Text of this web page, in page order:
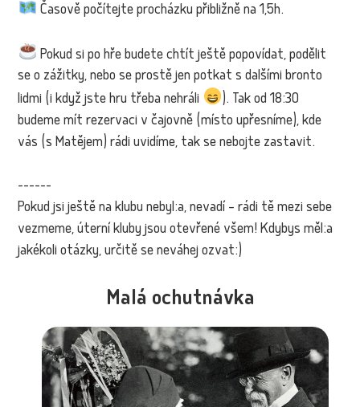
Časově počítejte procházku přibližně na 1,5h.
Pokud si po hře budete chtít ještě popovídat, podělit
se o zážitky, nebo se prostě jen potkat s dalšími bronto
lidmi (i když jste hru třeba nehráli
). Tak od 18:30
budeme mít rezervaci v čajovně (místo upřesníme), kde
vás (s Matějem) rádi uvidíme, tak se nebojte zastavit.
------
Pokud jsi ještě na klubu nebyl:a, nevadí – rádi tě mezi sebe
vezmeme, úterní kluby jsou otevřené všem! Kdybys měl:a
jakékoli otázky, určitě se neváhej ozvat:)
Malá ochutnávka